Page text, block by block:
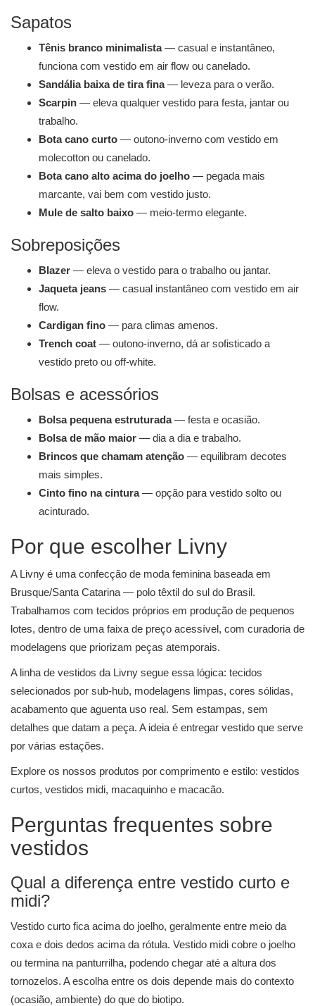
Sapatos
Tênis branco minimalista— casual e instantâneo,
funciona com vestido em air flow ou canelado.
Sandália baixa de tira fina— leveza para o verão.
Scarpin — eleva qualquer vestido para festa, jantar ou
trabalho.
Bota cano curto — outono-inverno com vestido em
molecotton ou canelado.
Bota cano alto acima do joelho — pegada mais
marcante, vai bem com vestido justo.
Mule de salto baixo — meio-termo elegante.
Sobreposições
Blazer — eleva o vestido para o trabalho ou jantar.
Jaqueta jeans — casual instantâneo com vestido em air
flow.
Cardigan fino — para climas amenos.
Trench coat — outono-inverno, dá ar sofisticado a
vestido preto ou off-white.
Bolsas e acessórios
Bolsa pequena estruturada— festa e ocasião.
Bolsa de mão maior — dia a dia e trabalho.
Brincos que chamam atenção — equilibram decotes
mais simples.
Cinto fino na cintura— opção para vestido solto ou
acinturado.
Por que escolher Livny
A Livny é uma confecção de moda feminina baseada em
Brusque/Santa Catarina — polo têxtil do sul do Brasil.
Trabalhamos com tecidos próprios em produção de pequenos
lotes, dentro de uma faixa de preço acessível, com curadoria de
modelagens que priorizam peças atemporais.
A linha de vestidos da Livny segue essa lógica: tecidos
selecionados por sub-hub, modelagens limpas, cores sólidas,
acabamento que aguenta uso real. Sem estampas, sem
detalhes que datam a peça. A ideia é entregar vestido que serve
por várias estações.
Explore os nossos produtos por comprimento e estilo: vestidos
curtos, vestidos midi, macaquinho e macacão.
Perguntas frequentes sobre
vestidos
Qual a diferença entre vestido curto e
midi?
Vestido curto fica acima do joelho, geralmente entre meio da
coxa e dois dedos acima da rótula. Vestido midi cobre o joelho
ou termina na panturrilha, podendo chegar até a altura dos
tornozelos. A escolha entre os dois depende mais do contexto
(ocasião, ambiente) do que do biotipo.